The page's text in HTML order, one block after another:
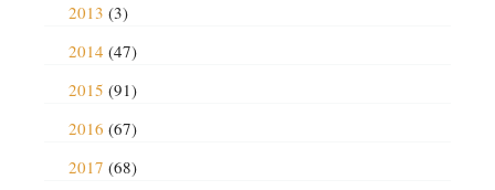
2013 (3)
2014 (47)
2015 (91)
2016 (67)
2017 (68)